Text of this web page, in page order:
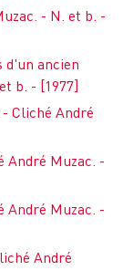
- N. et b. -
d'un ancien
b. - [1977]
Cliché André
André Muzac. -
André Muzac. -
André